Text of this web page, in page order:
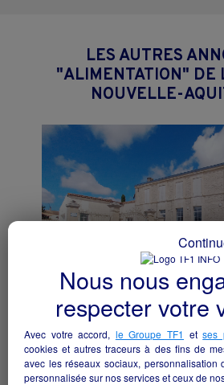
LES AUTRES
"ALIMENTATION" DE
NOUVELLE-
Épicerie
Lorignac - 17240
Nous nous
respecter votre
Avec votre accord, le Groupe TF1 etses
cookies et autres traceurs à des fins de
avec les réseaux sociaux, personnalisation
personnalisée sur nos services et ceux de